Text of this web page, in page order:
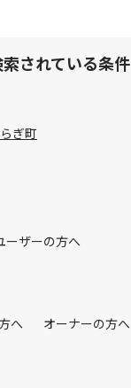
されている条件
ぎ町
ーザーの方へ
へ オーナーの方へ